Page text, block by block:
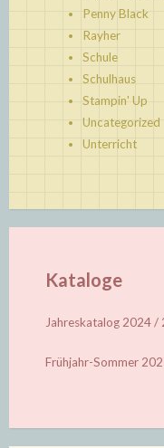
Penny Black
Rayher
Schule
Schulhaus
Stampin' Up
Uncategorized
Unterricht
Kataloge
Jahreskatalog 2024 /
Frühjahr-Sommer